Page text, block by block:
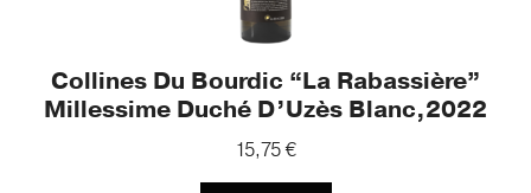
Collines Du Bourdic “La Rabassière”
Millessime Duché D’Uzès Blanc,2022
15,75€